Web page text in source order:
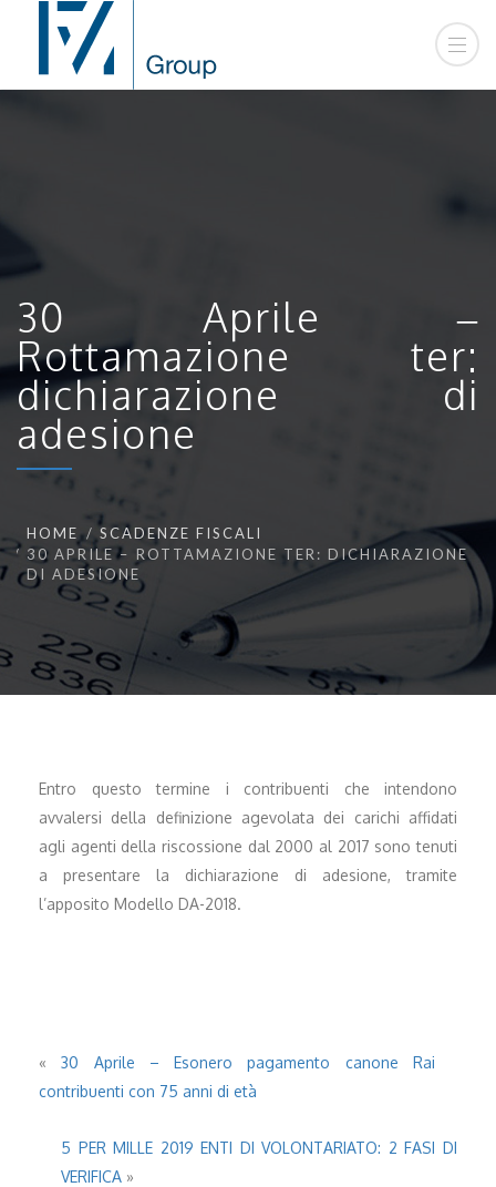
30 Aprile –
Rottamazione ter:
dichiarazione di
adesione
HOME
SCADENZE FISCALI
30 APRILE – ROTTAMAZIONE TER: DICHIARAZIONE
DI ADESIONE
Entro questo termine i contribuenti che intendono
avvalersi della definizione agevolata dei carichi affidati
agli agenti della riscossione dal 2000 al 2017 sono tenuti
a presentare la dichiarazione di adesione, tramite
l’apposito Modello DA-2018.
«30 Aprile – Esonero pagamento canone Rai
contribuenti con 75 anni di età
5 PER MILLE 2019 ENTI DI VOLONTARIATO: 2 FASI DI
VERIFICA »